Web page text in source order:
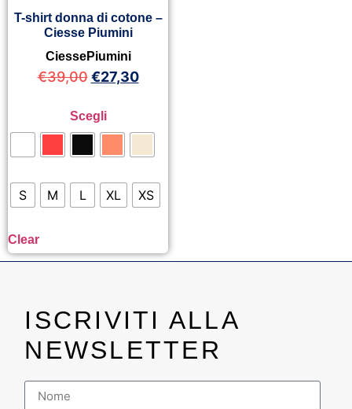
T-shirt donna di cotone –
Ciesse Piumini
CiessePiumini
€39,00 €27,30
Scegli
S M L XL XS
Clear
ISCRIVITI ALLA
NEWSLETTER